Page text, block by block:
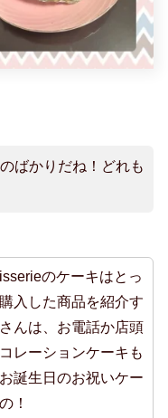
ばかりだね！どれも
のケーキはとっ
入した商品を紹介す
んは、お電話か店頭
レーションケーキも
誕生日のお祝いケー
！